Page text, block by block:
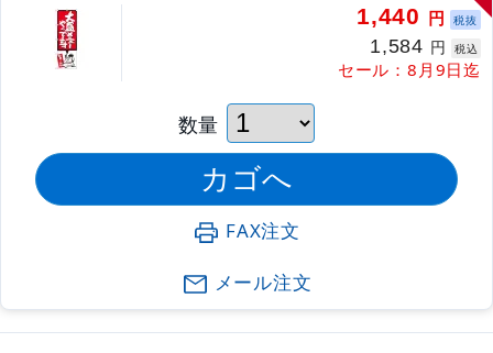
1,440 円 税抜
1,584 円 税込
セール：8月9日迄
数量
FAX注文
メール注文